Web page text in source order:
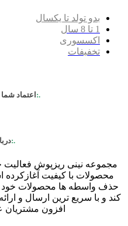
بدو تولد تا یکسال
1 تا 8 سال
اکسسوری
تخفیفات
.:اعتماد
.:
محصولات با کیفیت
حذف واسطه ها محصولات خود
کند و با سریع ترین ارسال و
افزون مشتریان